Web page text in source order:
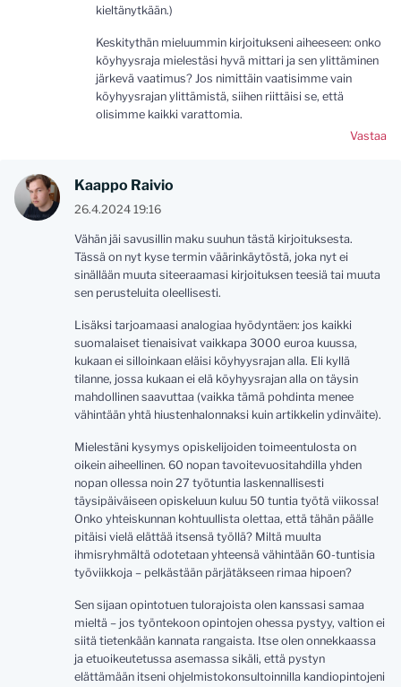
kieltänytkään.)
Keskitythän mieluummin kirjoitukseni aiheeseen: onko
köyhyysraja mielestäsi hyvä mittari ja sen ylittäminen
järkevä vaatimus? Jos nimittäin vaatisimme vain
köyhyysrajan ylittämistä, siihen riittäisi se, että
olisimme kaikki varattomia.
Vastaa
Kaappo Raivio
26.4.2024 19:16
Vähän jäi savusillin maku suuhun tästä kirjoituksesta.
Tässä on nyt kyse termin väärinkäytöstä, joka nyt ei
sinällään muuta siteeraamasi kirjoituksen teesiä tai muuta
sen perusteluita oleellisesti.
Lisäksi tarjoamaasi analogiaa hyödyntäen: jos kaikki
suomalaiset tienaisivat vaikkapa 3000 euroa kuussa,
kukaan ei silloinkaan eläisi köyhyysrajan alla. Eli kyllä
tilanne, jossa kukaan ei elä köyhyysrajan alla on täysin
mahdollinen saavuttaa (vaikka tämä pohdinta menee
vähintään yhtä hiustenhalonnaksi kuin artikkelin ydinväite).
Mielestäni kysymys opiskelijoiden toimeentulosta on
oikein aiheellinen. 60 nopan tavoitevuositahdilla yhden
nopan ollessa noin 27 työtuntia laskennallisesti
täysipäiväiseen opiskeluun kuluu 50 tuntia työtä viikossa!
Onko yhteiskunnan kohtuullista olettaa, että tähän päälle
pitäisi vielä elättää itsensä työllä? Miltä muulta
ihmisryhmältä odotetaan yhteensä vähintään 60-tuntisia
työviikkoja – pelkästään pärjätäkseen rimaa hipoen?
Sen sijaan opintotuen tulorajoista olen kanssasi samaa
mieltä – jos työntekoon opintojen ohessa pystyy, valtion ei
siitä tietenkään kannata rangaista. Itse olen onnekkaassa
ja etuoikeutetussa asemassa sikäli, että pystyn
elättämään itseni ohjelmistokonsultoinnilla kandiopintojeni